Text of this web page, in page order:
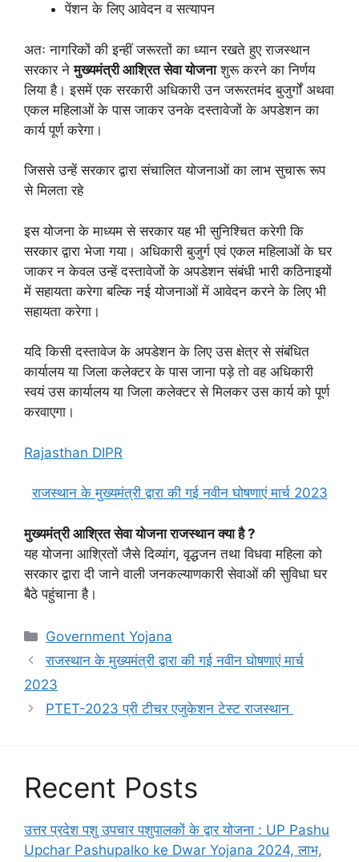
पेंशन के लिए आवेदन व सत्यापन
अतः नागरिकों की इन्हीं जरूरतों का ध्यान रखते हुए राजस्थान
सरकार नेमुख्यमंत्री आश्रित सेवा योजनाशुरू करने का निर्णय
लिया है। इसमें एक सरकारी अधिकारी उन जरूरतमंद बुजुर्गों अथवा
एकल महिलाओं के पास जाकर उनके दस्तावेजों के अपडेशन का
कार्य पूर्ण करेगा।
जिससे उन्हें सरकार द्वारा संचालित योजनाओं का लाभ सुचारू रूप
से मिलता रहे
इस योजना के माध्यम से सरकार यह भी सुनिश्चित करेगी कि
सरकार द्वारा भेजा गया। अधिकारी बुजुर्ग एवं एकल महिलाओं के घर
जाकर न केवल उन्हें दस्तावेजों के अपडेशन संबंधी भारी कठिनाइयों
में सहायता करेगा बल्कि नई योजनाओं में आवेदन करने के लिए भी
सहायता करेगा।
यदि किसी दस्तावेज के अपडेशन के लिए उस क्षेत्र से संबंधित
कार्यालय या जिला कलेक्टर के पास जाना पड़े तो वह अधिकारी
स्वयं उस कार्यालय या जिला कलेक्टर से मिलकर उस कार्य को पूर्ण
करवाएगा।
Rajasthan DIPR
राजस्थान के मुख्यमंत्री द्वारा की गई नवीन घोषणाएं मार्च 2023
मुख्यमंत्री आश्रित सेवा योजना राजस्थान क्या है ?
यह योजना आश्रितों जैसे दिव्यांग, वृद्धजन तथा विधवा महिला को
सरकार द्वारा दी जाने वाली जनकल्याणकारी सेवाओं की सुविधा घर
बैठे पहुंचाना है।
Categories
Government Yojana
राजस्थान के मुख्यमंत्री द्वारा की गई नवीन घोषणाएं मार्च
2023
PTET-2023 प्री टीचर एजुकेशन टेस्ट राजस्थान
Recent Posts
उत्तर प्रदेश पशु उपचार पशुपालकों के द्वार योजना : UP Pashu
Upchar Pashupalko ke Dwar Yojana 2024, लाभ,